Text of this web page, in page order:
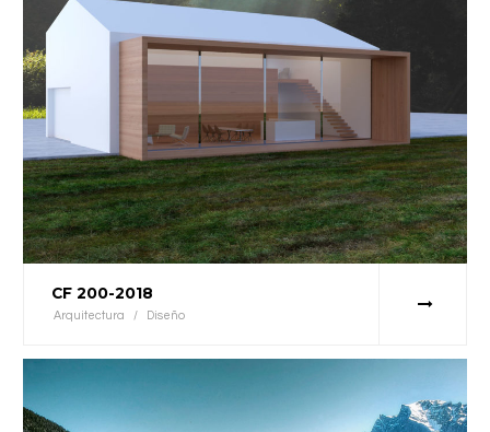
CF 200-2018
Arquitectura / Diseño